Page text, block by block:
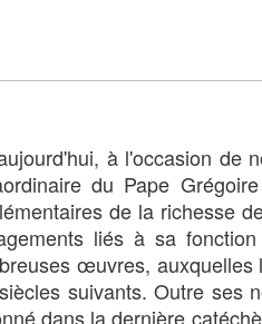
à l'occasion de
du Pape
de la richesse
liés à sa
œuvres,
suivants. Outre ses
dans la dernière